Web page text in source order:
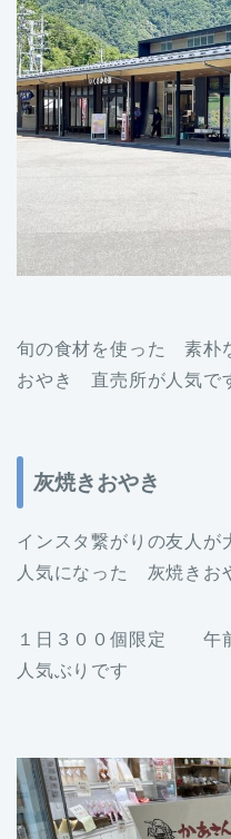
旬の食材を使った 素朴
おやき 直売所が人気で
灰焼きおやき
インスタ繋がりの友人
人気になった 灰焼きお
１日３００個限定 午
人気ぶりです